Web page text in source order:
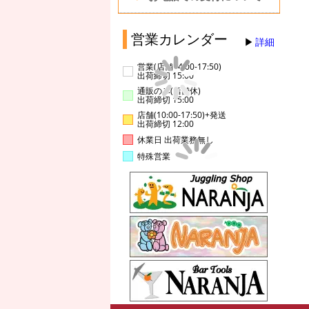
営業カレンダー 詳細
営業(店舗14:00-17:50)
出荷締切 15:00
通販のみ(店舗休)
出荷締切 15:00
店舗(10:00-17:50)+発送
出荷締切 12:00
休業日 出荷業務無し
特殊営業